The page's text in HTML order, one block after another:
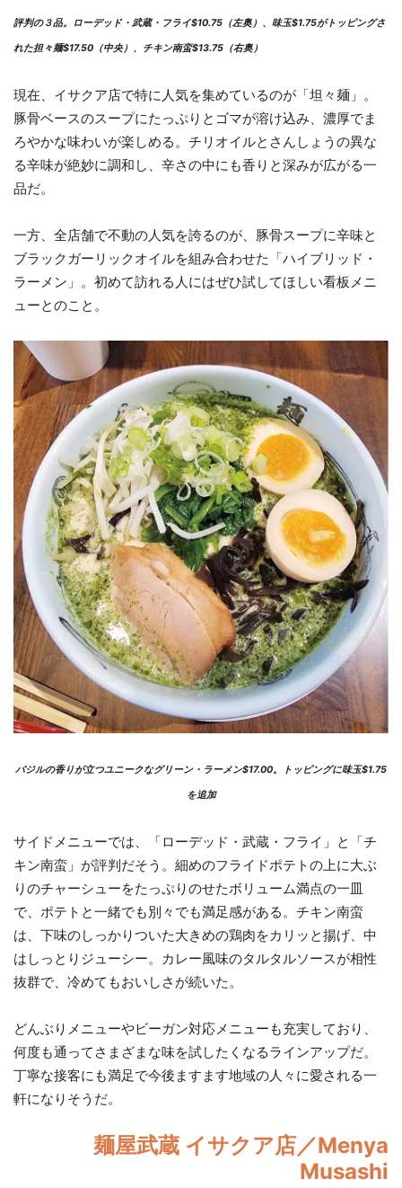
評判の３品。ローデッド・武蔵・フライ$10.75（左奥）、味玉$1.75がトッピングさ
れた担々麺$17.50（中央）、チキン南蛮$13.75（右奥）
現在、イサクア店で特に人気を集めているのが「坦々麺」。
豚骨ベースのスープにたっぷりとゴマが溶け込み、濃厚でま
ろやかな味わいが楽しめる。チリオイルとさんしょうの異な
る辛味が絶妙に調和し、辛さの中にも香りと深みが広がる一
品だ。
一方、全店舗で不動の人気を誇るのが、豚骨スープに辛味と
ブラックガーリックオイルを組み合わせた「ハイブリッド・
ラーメン」。初めて訪れる人にはぜひ試してほしい看板メニ
ューとのこと。
バジルの香りが立つユニークなグリーン・ラーメン$17.00。トッピングに味玉$1.75
を追加
サイドメニューでは、「ローデッド・武蔵・フライ」と「チ
キン南蛮」が評判だそう。細めのフライドポテトの上に大ぶ
りのチャーシューをたっぷりのせたボリューム満点の一皿
で、ポテトと一緒でも別々でも満足感がある。チキン南蛮
は、下味のしっかりついた大きめの鶏肉をカリッと揚げ、中
はしっとりジューシー。カレー風味のタルタルソースが相性
抜群で、冷めてもおいしさが続いた。
どんぶりメニューやビーガン対応メニューも充実しており、
何度も通ってさまざまな味を試したくなるラインアップだ。
丁寧な接客にも満足で今後ますます地域の人々に愛される一
軒になりそうだ。
麺屋武蔵 イサクア店／Menya
Musashi